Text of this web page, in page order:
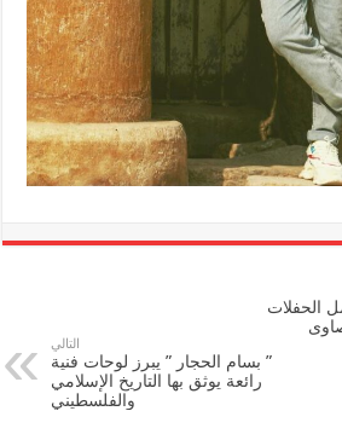
الحفلات
التالي
” بسام الحجار ” يبرز لوحات فنية
رائعة يوثق بها التاريخ الإسلامي
والفلسطيني